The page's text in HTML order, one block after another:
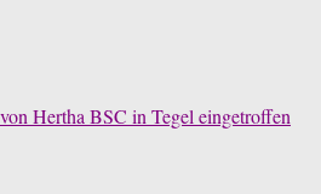
Hertha BSC in Tegel eingetroffen